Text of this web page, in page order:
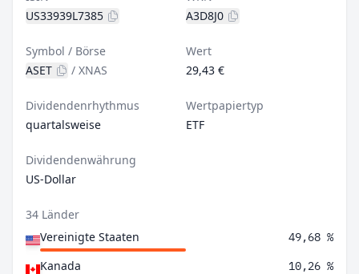
US33939L7385
A3D8J0
Symbol / Börse
ASET
/ XNAS
Wert
29,43 €
Dividendenrhythmus
quartalsweise
Wertpapiertyp
ETF
Dividendenwährung
US-Dollar
34 Länder
Vereinigte Staaten
49,68 %
Kanada 10,26 %